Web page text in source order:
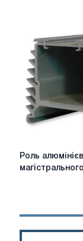
побутової
ізоляції
Роль
алюмінієвих
якості
Роль